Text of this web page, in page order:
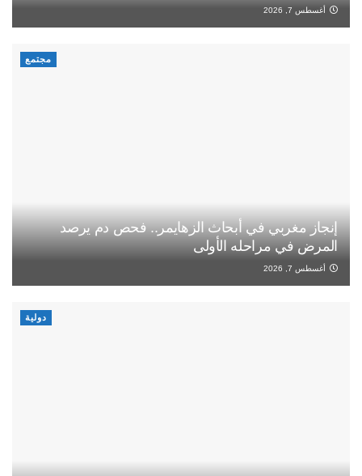
أغسطس 7, 2026
مجتمع
إنجاز مغربي في أبحاث الزهايمر.. فحص دم يرصد
المرض في مراحله الأولى
أغسطس 7, 2026
دولية